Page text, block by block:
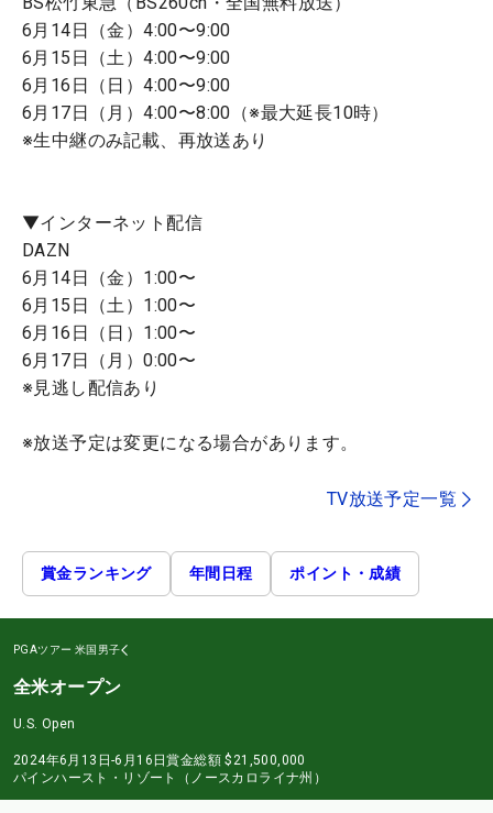
6月14日（金）4:00〜9:00
6月15日（土）4:00〜9:00
6月16日（日）4:00〜9:00
6月17日（月）4:00〜8:00（※最大延長10時）
※生中継のみ記載、再放送あり
▼インターネット配信
DAZN
6月14日（金）1:00〜
6月15日（土）1:00〜
6月16日（日）1:00〜
6月17日（月）0:00〜
※見逃し配信あり
※放送予定は変更になる場合があります。
TV放送予定一覧
賞金ランキング 年間日程 ポイント・成績
PGAツアー 米国男子
全米オープン
U.S. Open
2024年6月13日-6月16日賞金総額 $21,500,000
パインハースト・リゾート（ノースカロライナ州）